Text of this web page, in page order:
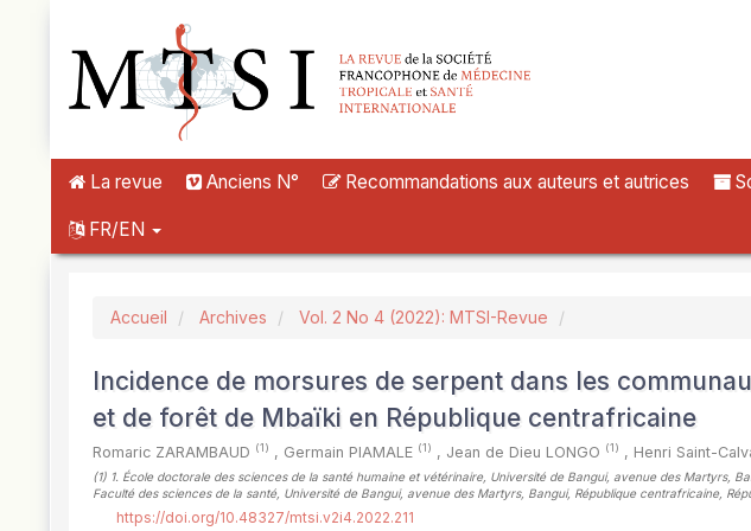
##plugins.themes.novelty.accessible_menu.main_navigation##
##plugins.themes.novelty.accessible_menu.main_content##
##plugins.themes.novelty.accessible_menu.sidebar##
La revue Anciens N° Recommandations aux auteurs et autrices
FR/EN
Accueil Archives Vol. 2 No 4 (2022): MTSI-Revue
Incidence de morsures de serpent dans les
et de forêt de Mbaïki en République centrafricaine
Romaric ZARAMBAUD (1) , Germain PIAMALE (1) , Jean de Dieu LONGO (1) , Henri Saint-
(1) 1. École doctorale des sciences de la santé humaine et vétérinaire, Université de Bangui, avenue des Martyrs,
Faculté des sciences de la santé, Université de Bangui, avenue des Martyrs, Bangui, République centrafricaine,
https://doi.org/10.48327/mtsi.v2i4.2022.211